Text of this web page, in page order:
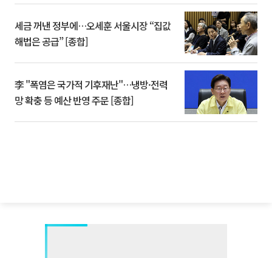
세금 꺼낸 정부에…오세훈 서울시장 “집값
해법은 공급” [종합]
李 "폭염은 국가적 기후재난"…냉방·전력
망 확충 등 예산 반영 주문 [종합]